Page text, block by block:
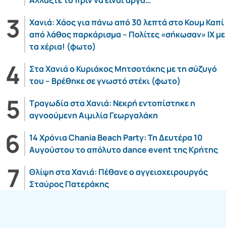
Χανιά: Χάος για πάνω από 30 λεπτά στο Κουμ Καπί
από λάθος παρκάρισμα – Πολίτες «σήκωσαν» ΙΧ με
τα χέρια! (φωτο)
Στα Χανιά ο Κυριάκος Μητσοτάκης με τη σύζυγό
του – Βρέθηκε σε γνωστό στέκι (φωτο)
Τραγωδία στα Χανιά: Νεκρή εντοπίστηκε η
αγνοούμενη Αιμιλία Γεωργαλάκη
14 Χρόνια Chania Beach Party: Τη Δευτέρα 10
Αυγούστου το απόλυτο dance event της Κρήτης
Θλίψη στα Χανιά: Πέθανε ο αγγειοχειρουργός
Σταύρος Πατεράκης